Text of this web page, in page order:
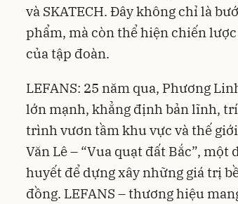
và SKATECH. Đây không chỉ là
phẩm, mà còn thể hiện chiến
của tập đoàn.
LEFANS: 25 năm qua, Phương
lớn mạnh, khẳng định bản lĩnh,
trình vươn tầm khu vực và thế
Văn Lê – “Vua quạt đất Bắc”,
huyết để dựng xây những giá trị
đồng. LEFANS – thương hiệu